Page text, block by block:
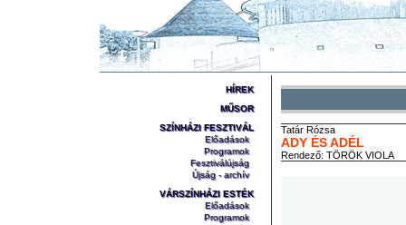
HÍREK
MŰSOR
SZÍNHÁZI FESZTIVÁL
Előadások
Programok
Fesztiválújság
Újság - archív
VÁRSZÍNHÁZI ESTÉK
Előadások
Programok
Tatár Rózsa
ADY ÉS ADÉL
Rendező: TÖRÖK VIOLA